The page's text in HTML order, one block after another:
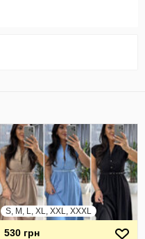
S, M, L, XL, XXL, XXXL
530 грн